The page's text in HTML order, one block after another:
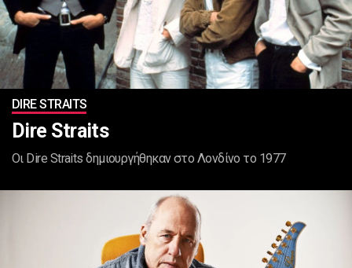
DIRE STRAITS
Dire Straits
Οι Dire Straits δημιουργήθηκαν στο Λονδίνο το 1977